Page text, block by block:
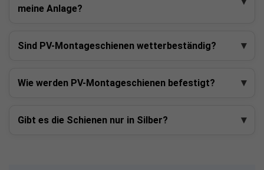
meine Anlage?
Sind PV-Montageschienen wetterbeständig?
Wie werden PV-Montageschienen befestigt?
Gibt es die Schienen nur in Silber?